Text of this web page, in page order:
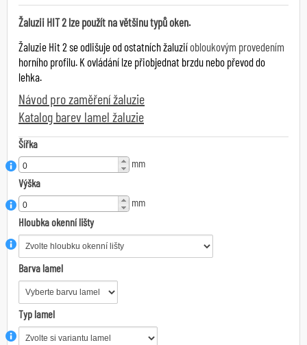
Žaluzii HIT 2 lze použít na většinu typů oken.
Žaluzie Hit 2 se odlišuje od ostatních žaluziíobloukovým provedením
horního profilu. K ovládání lze přiobjednat brzdu nebo převod do
lehka.
Návod pro zaměření žaluzie
Katalog barev lamel žaluzie
Šířka
mm
Výška
mm
Hloubka okenní lišty
Barva lamel
Typ lamel